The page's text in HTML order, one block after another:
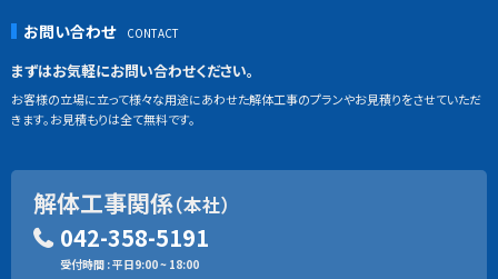
お問い合わせ
まずはお気軽にお問い合わせください。
お客様の立場に立って様々な用途にあわせた解体工事のプランやお見積りをさせていただ
きます。お見積もりは全て無料です。
解体工事関係（本社）
042-358-5191
受付時間 : 平日9:00 ~ 18:00